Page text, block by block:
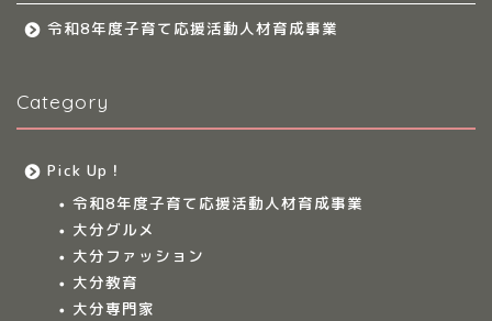
令和8年度子育て応援活動人材育成事業
Category
Pick Up！
令和8年度子育て応援活動人材育成事業
大分グルメ
大分ファッション
大分教育
大分専門家
大分のママ集まれ！